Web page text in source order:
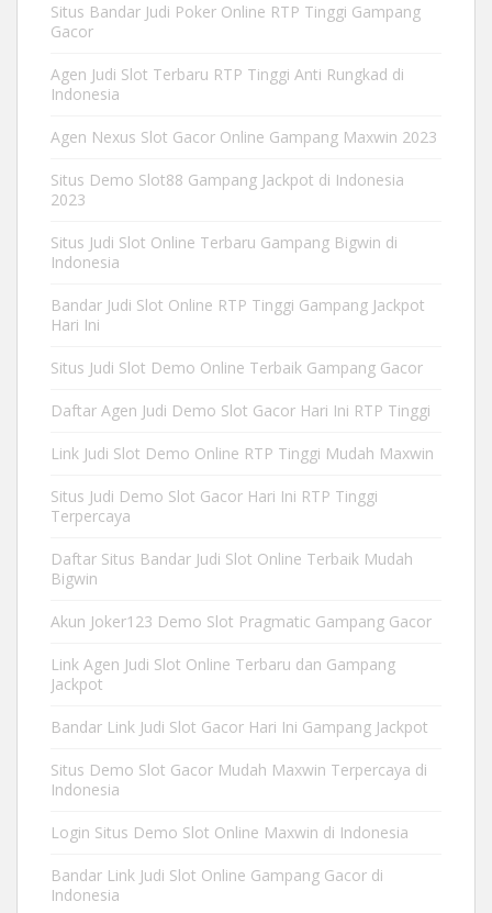
Situs Bandar Judi Poker Online RTP Tinggi Gampang
Gacor
Agen Judi Slot Terbaru RTP Tinggi Anti Rungkad di
Indonesia
Agen Nexus Slot Gacor Online Gampang Maxwin 2023
Situs Demo Slot88 Gampang Jackpot di Indonesia
2023
Situs Judi Slot Online Terbaru Gampang Bigwin di
Indonesia
Bandar Judi Slot Online RTP Tinggi Gampang Jackpot
Hari Ini
Situs Judi Slot Demo Online Terbaik Gampang Gacor
Daftar Agen Judi Demo Slot Gacor Hari Ini RTP Tinggi
Link Judi Slot Demo Online RTP Tinggi Mudah Maxwin
Situs Judi Demo Slot Gacor Hari Ini RTP Tinggi
Terpercaya
Daftar Situs Bandar Judi Slot Online Terbaik Mudah
Bigwin
Akun Joker123 Demo Slot Pragmatic Gampang Gacor
Link Agen Judi Slot Online Terbaru dan Gampang
Jackpot
Bandar Link Judi Slot Gacor Hari Ini Gampang Jackpot
Situs Demo Slot Gacor Mudah Maxwin Terpercaya di
Indonesia
Login Situs Demo Slot Online Maxwin di Indonesia
Bandar Link Judi Slot Online Gampang Gacor di
Indonesia